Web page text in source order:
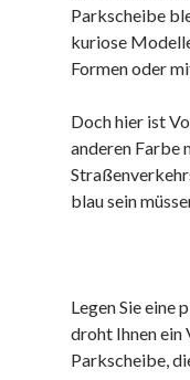
Parkscheibe
kuriose
Formen oder
Doch hier ist
anderen Farbe
blau sein
Legen Sie eine
droht Ihnen ein
Parkscheibe,